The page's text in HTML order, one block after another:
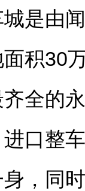
城是由
积30
全的
口整
，同